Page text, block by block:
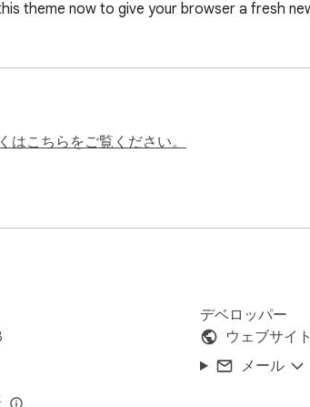
theme now to give your browser a fresh
こちらをご覧ください。
デベロッパー
ウェブサイト
メール